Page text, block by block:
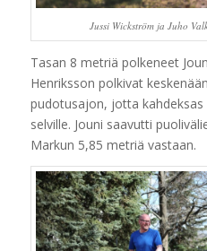
Jussi Wickström ja Juho
Tasan 8 metriä polkeneet
Henriksson polkivat
pudotusajon, jotta
selville. Jouni saavutti
Markun 5,85 metriä vastaan.